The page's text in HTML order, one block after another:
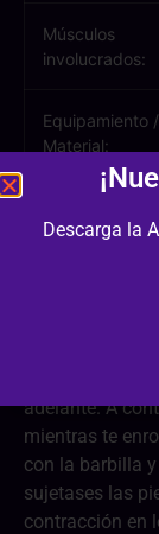
Músculos
involucrados:
Equipamiento /
Material:
adelante. A
mientras te
con la barbilla
sujetases las
contracción en
Descarga la